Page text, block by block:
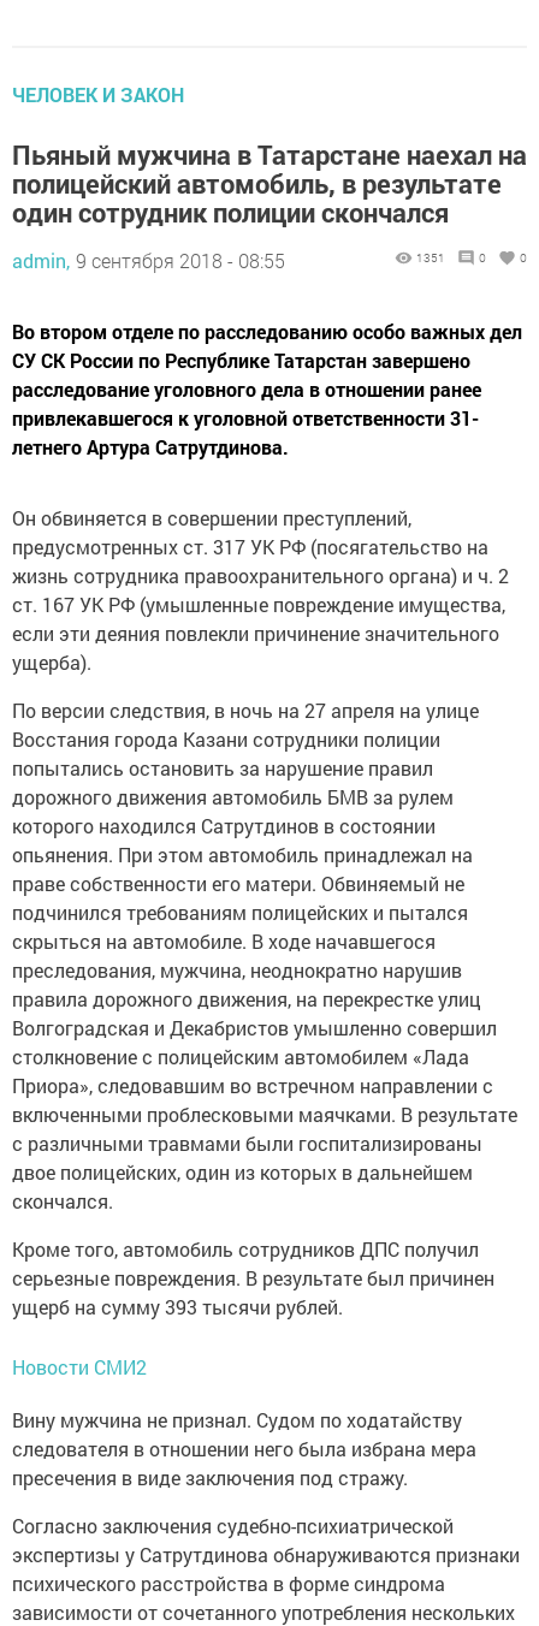
ЧЕЛОВЕК И ЗАКОН
Пьяный мужчина в Татарстане наехал на
полицейский автомобиль, в результате
один сотрудник полиции скончался
admin, 9 сентября 2018 - 08:55 1351 0 0
Во втором отделе по расследованию особо важных дел
СУ СК России по Республике Татарстан завершено
расследование уголовного дела в отношении ранее
привлекавшегося к уголовной ответственности 31-
летнего Артура Сатрутдинова.
Он обвиняется в совершении преступлений,
предусмотренных ст. 317 УК РФ (посягательство на
жизнь сотрудника правоохранительного органа) и ч. 2
ст. 167 УК РФ (умышленные повреждение имущества,
если эти деяния повлекли причинение значительного
ущерба).
По версии следствия, в ночь на 27 апреля на улице
Восстания города Казани сотрудники полиции
попытались остановить за нарушение правил
дорожного движения автомобиль БМВ за рулем
которого находился Сатрутдинов в состоянии
опьянения. При этом автомобиль принадлежал на
праве собственности его матери. Обвиняемый не
подчинился требованиям полицейских и пытался
скрыться на автомобиле. В ходе начавшегося
преследования, мужчина, неоднократно нарушив
правила дорожного движения, на перекрестке улиц
Волгоградская и Декабристов умышленно совершил
столкновение с полицейским автомобилем «Лада
Приора», следовавшим во встречном направлении с
включенными проблесковыми маячками. В результате
с различными травмами были госпитализированы
двое полицейских, один из которых в дальнейшем
скончался.
Кроме того, автомобиль сотрудников ДПС получил
серьезные повреждения. В результате был причинен
ущерб на сумму 393 тысячи рублей.
Новости СМИ2
Вину мужчина не признал. Судом по ходатайству
следователя в отношении него была избрана мера
пресечения в виде заключения под стражу.
Согласно заключения судебно-психиатрической
экспертизы у Сатрутдинова обнаруживаются признаки
психического расстройства в форме синдрома
зависимости от сочетанного употребления нескольких